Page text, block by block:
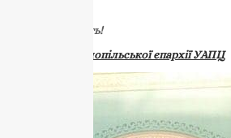
Вічна йому пам’ять!
Прес-служба Тернопільської єпархії УАПЦ